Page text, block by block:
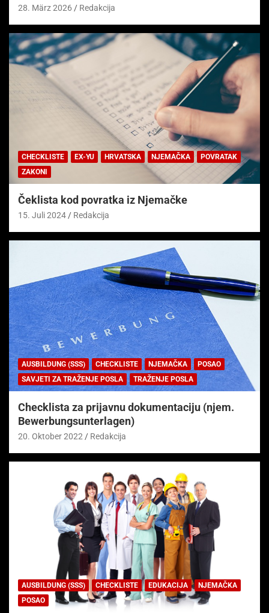
28. März 2026 Redakcija
CHECKLISTE EX-YU HRVATSKA NJEMAČKA
POVRATAK
ZAKONI
Čeklista kod povratka iz Njemačke
15. Juli 2024 Redakcija
AUSBILDUNG (SSS) CHECKLISTE NJEMAČKA
POSAO
SAVJETI ZA TRAŽENJE POSLA
TRAŽENJE POSLA
Checklista za prijavnu dokumentaciju (njem.
Bewerbungsunterlagen)
20. Oktober 2022 Redakcija
AUSBILDUNG (SSS) CHECKLISTE EDUKACIJA
NJEMAČKA
POSAO